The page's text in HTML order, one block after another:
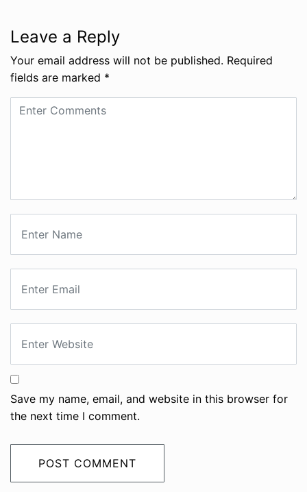
Leave a Reply
Your email address will not be published. Required
fields are marked *
Save my name, email, and website in this browser for
the next time I comment.